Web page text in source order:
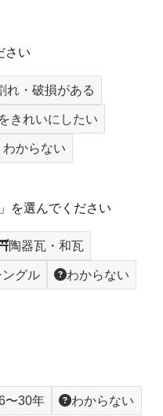
さい
れ・破損がある
きれいにしたい
からない
を選んでください
陶器瓦・和瓦
グル わからない
〜30年 わからない